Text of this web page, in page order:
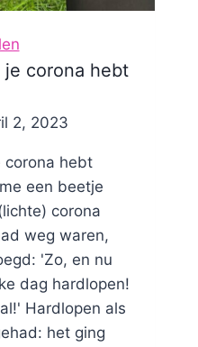
je corona hebt
2, 2023
corona hebt
een beetje
corona
weg waren,
'Zo, en nu
dag hardlopen!
Hardlopen als
het ging